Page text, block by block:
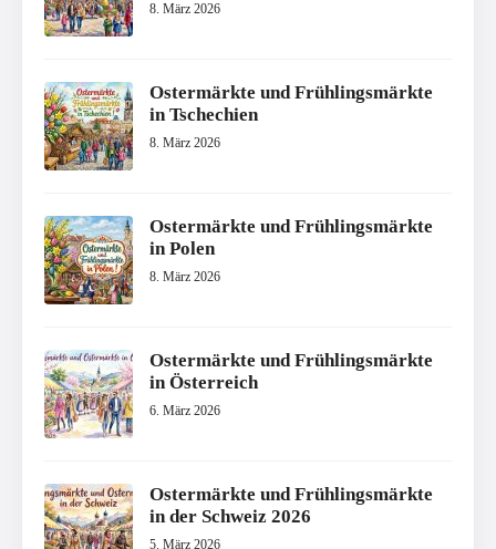
8. März 2026
Ostermärkte und Frühlingsmärkte
in Tschechien
8. März 2026
Ostermärkte und Frühlingsmärkte
in Polen
8. März 2026
Ostermärkte und Frühlingsmärkte
in Österreich
6. März 2026
Ostermärkte und Frühlingsmärkte
in der Schweiz 2026
5. März 2026